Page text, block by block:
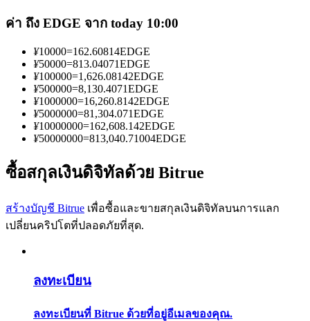
ข้อมูล
การวิเคราะห์ข้อมูลขนาดใหญ่ รวมถึงข้อมูลการค้า ฯลฯ
ค่า ถึง EDGE จาก today 10:00
¥10000=162.60814EDGE
¥50000=813.04071EDGE
¥100000=1,626.08142EDGE
¥500000=8,130.4071EDGE
¥1000000=16,260.8142EDGE
¥5000000=81,304.071EDGE
¥10000000=162,608.142EDGE
¥50000000=813,040.71004EDGE
ซื้อสกุลเงินดิจิทัลด้วย Bitrue
สร้างบัญชี Bitrue เพื่อซื้อและขายสกุลเงินดิจิทัลบนการแลก
เปลี่ยนคริปโตที่ปลอดภัยที่สุด.
ลงทะเบียน
ลงทะเบียนที่ Bitrue ด้วยที่อยู่อีเมลของคุณ.